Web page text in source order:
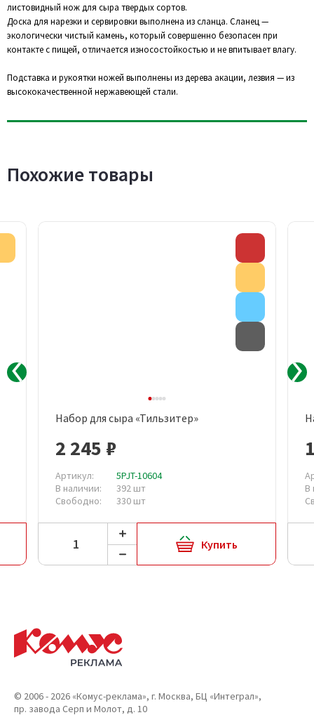
листовидный нож для сыра твердых сортов.
Доска для нарезки и сервировки выполнена из сланца. Сланец —
экологически чистый камень, который совершенно безопасен при
контакте с пищей, отличается износостойкостью и не впитывает влагу.
Подставка и рукоятки ножей выполнены из дерева акации, лезвия — из
высококачественной нержавеющей стали.
Похожие товары
Набор для сыра «Тильзитер»
2 245 ₽
Артикул:
5PJT-10604
В наличии:
392 шт
Свободно:
330 шт
Купить
В
© 2006 - 2026 «Комус-реклама», г. Москва, БЦ «Интеграл»,
пр. завода Серп и Молот, д. 10